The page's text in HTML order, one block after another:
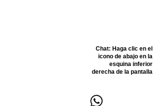
Chat: Haga clic en el
icono de abajo en la
esquina inferior
derecha de la pantalla